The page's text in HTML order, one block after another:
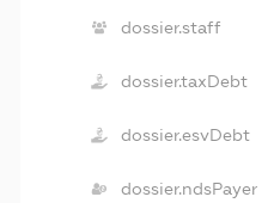
dossier.staff
dossier.taxDebt
dossier.esvDebt
dossier.ndsPayer